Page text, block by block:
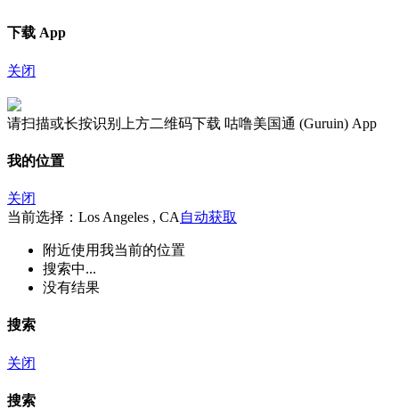
下载 App
关闭
请扫描或长按识别上方二维码下载 咕噜美国通 (Guruin) App
我的位置
关闭
当前选择：Los Angeles , CA 自动获取
附近使用我当前的位置
搜索中...
没有结果
搜索
关闭
搜索